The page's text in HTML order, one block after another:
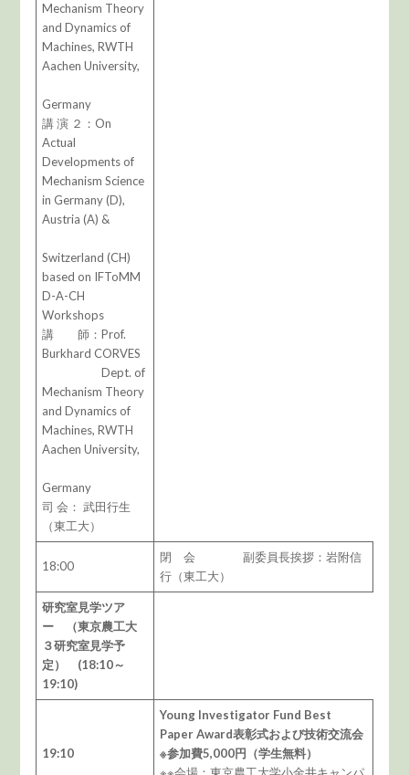
Mechanism Theory
and Dynamics of
Machines, RWTH
Aachen University,
Germany
講 演 ２：On
Actual
Developments of
Mechanism Science
in Germany (D),
Austria (A) &
Switzerland (CH)
based on IFToMM
D-A-CH
Workshops
講 師：Prof.
Burkhard CORVES
Dept. of
Mechanism Theory
and Dynamics of
Machines, RWTH
Aachen University,
Germany
司 会： 武田行生
（東工大）
18:00
閉 会 副委員長挨拶：岩附信
行（東工大）
研究室見学ツア
ー （東京農工大
３研究室見学予
定） (18:10～
19:10)
19:10
Young Investigator Fund Best
Paper Award表彰式および技術交流会
※参加費5,000円（学生無料）